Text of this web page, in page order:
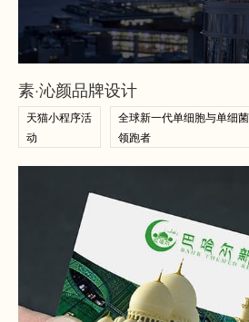
查看案例
查看案例
素·沁颜品牌设计
天猫小程序活
动
全球新一代单细胞与单细
领跑者